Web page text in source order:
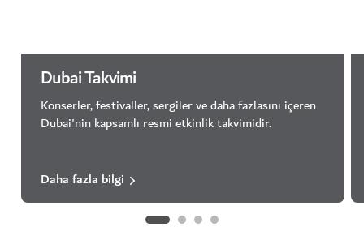
Dubai Takvimi
Konserler, festivaller, sergiler ve daha fazlasını içeren
Dubai'nin kapsamlı resmi etkinlik takvimidir.
Daha fazla bilgi